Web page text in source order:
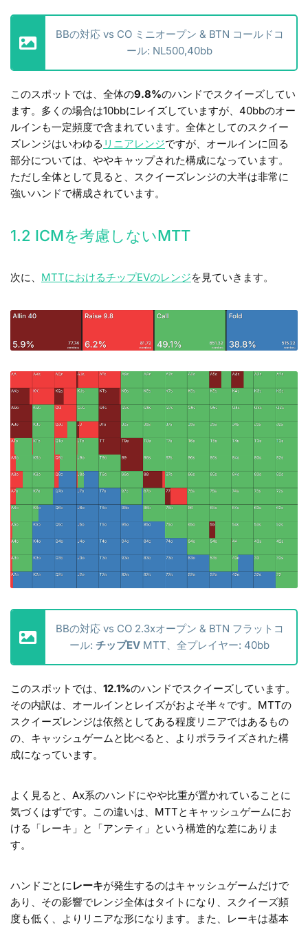
BBの対応 vs CO ミニオープン & BTN コールドコ
ール: NL500,40bb
このスポットでは、全体の9.8%のハンドでスクイーズしてい
ます。多くの場合は10bbにレイズしていますが、40bbのオー
ルインも一定頻度で含まれています。 全体としてのスクイー
ズレンジはいわゆる リニアレンジですが、オールインに回る
部分については、ややキャップされた構成になっています。
ただし全体として見ると、スクイーズレンジの大半は非常に
強いハンドで構成されています。
1.2 ICMを考慮しないMTT
次に、 MTTにおけるチップEVのレンジを見ていきます。
BBの対応 vs CO 2.3xオープン & BTN フラットコ
ール: チップEV MTT、全プレイヤー: 40bb
このスポットでは、 12.1%のハンドでスクイーズしています。
その内訳は、オールインとレイズがおよそ半々です。MTTの
スクイーズレンジは依然としてある程度リニアではあるもの
の、キャッシュゲームと比べると、よりポラライズされた構
成になっています。
よく見ると、Ax系のハンドにやや比重が置かれていることに
気づくはずです。この違いは、MTTとキャッシュゲームにお
ける「レーキ」と「アンティ」という構造的な差にありま
す。
ハンドごとに レーキが発生するのはキャッシュゲームだけで
あり、その影響でレンジ全体はタイトになり、スクイーズ頻
度も低く、よりリニアな形になります。また、レーキは基本